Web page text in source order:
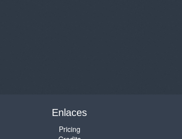
Enlaces
Pricing